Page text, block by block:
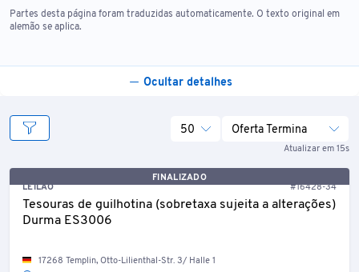
Partes desta página foram traduzidas automaticamente. O texto original em
alemão se aplica.
Ocultar detalhes
Atualizar em 15s
50 Oferta Termina
FINALIZADO
LEILÃO
#16428-34
Tesouras de guilhotina (sobretaxa sujeita a alterações)
Durma ES3006
17268 Templin, Otto-Lilienthal-Str. 3/ Halle 1